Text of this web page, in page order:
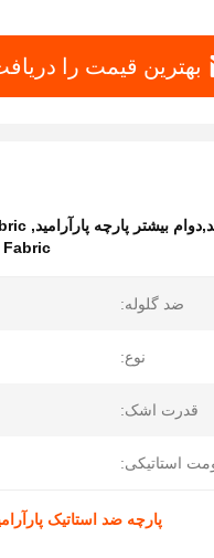
بهترین قیمت را
بیشتر پارچه پارآرامید,
Fabric
ضد گلوله:
نوع:
قدرت اشک:
استاتیکی:
پارچه ضد استاتیک